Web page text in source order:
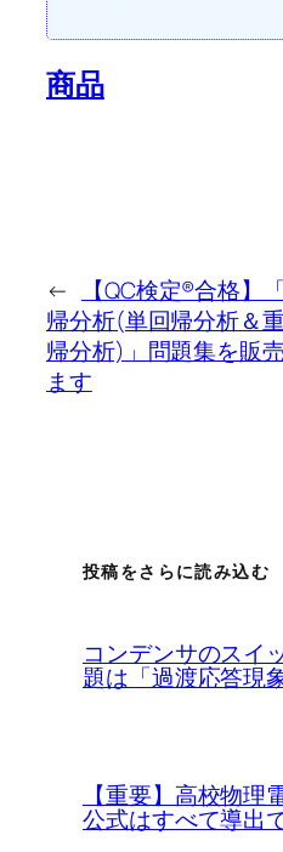
商品
←
【QC検定®合格】
帰分析(単回帰分析＆
帰分析)」問題集を販
ます
投稿をさらに読み込む
コンデンサのスイ
題は「過渡応答現
【重要】高校物理
公式はすべて導出